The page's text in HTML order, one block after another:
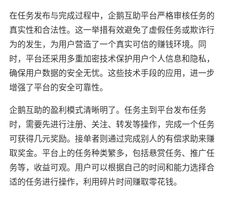
在任务发布与完成过程中，企鹅互助平台严格审核任务的
真实性和合法性。这一举措有效避免了虚假任务或欺诈行
为的发生，为用户营造了一个真实可信的赚钱环境。同
时，平台还采用多重加密技术保护用户个人信息和隐私，
确保用户数据的安全无忧。这些技术手段的应用，进一步
增强了平台的安全可靠性。
企鹅互助的盈利模式清晰明了。任务主到平台发布任务
时，需要先进行注册、关注、转发等操作，完成一个任务
可获得几元奖励。接单者则通过完成别人的有偿求助来赚
取奖金。平台上的任务种类繁多，包括悬赏任务、推广任
务等，收益可观。用户可以根据自己的时间和能力选择合
适的任务进行操作，利用碎片时间赚取零花钱。